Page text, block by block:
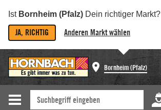
Ist Bornheim (Pfalz) Dein richtiger Markt?
JA, RICHTIG Anderen Markt wählen
Bornheim (Pfalz)